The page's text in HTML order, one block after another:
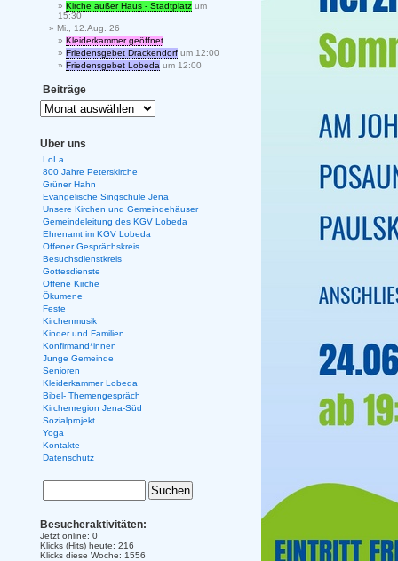
Kirche außer Haus - Stadtplatz um
15:30
Mi., 12.Aug. 26
Kleiderkammer geöffnet
Friedensgebet Drackendorf um 12:00
Friedensgebet Lobeda um 12:00
Beiträge
Über uns
LoLa
800 Jahre Peterskirche
Grüner Hahn
Evangelische Singschule Jena
Unsere Kirchen und Gemeindehäuser
Gemeindeleitung des KGV Lobeda
Ehrenamt im KGV Lobeda
Offener Gesprächskreis
Besuchsdienstkreis
Gottesdienste
Offene Kirche
Ökumene
Feste
Kirchenmusik
Kinder und Familien
Konfirmand*innen
Junge Gemeinde
Senioren
Kleiderkammer Lobeda
Bibel- Themengespräch
Kirchenregion Jena-Süd
Sozialprojekt
Yoga
Kontakte
Datenschutz
Besucheraktivitäten:
Jetzt online: 0
Klicks (Hits) heute: 216
Klicks diese Woche: 1556